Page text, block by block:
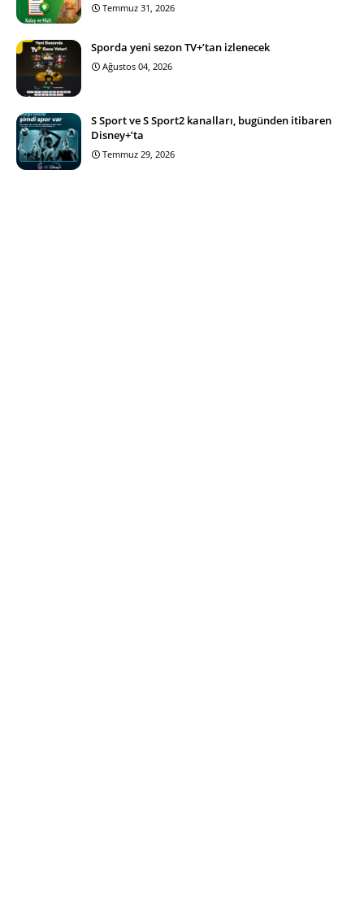
Temmuz 31, 2026
Sporda yeni sezon TV+’tan izlenecek
Ağustos 04, 2026
S Sport ve S Sport2 kanalları, bugünden itibaren
Disney+’ta
Temmuz 29, 2026